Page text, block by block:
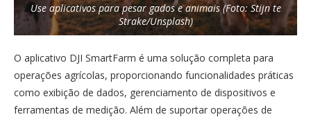
Use aplicativos para pesar gados e animais (Foto: Stijn te
Strake/Unsplash)
O aplicativo DJI SmartFarm é uma solução completa para
operações agrícolas, proporcionando funcionalidades práticas
como exibição de dados, gerenciamento de dispositivos e
ferramentas de medição. Além de suportar operações de